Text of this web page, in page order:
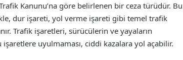
Kanunu’na göre belirlenen bir ceza türüdür. Bu
dur işareti, yol verme işareti gibi temel trafik
Trafik işaretleri, sürücülerin ve yayaların
uyulmaması, ciddi kazalara yol açabilir.